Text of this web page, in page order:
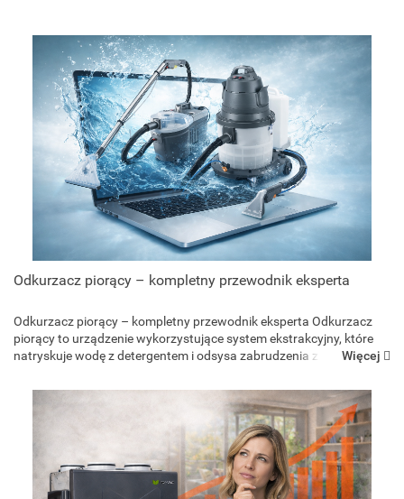
Odkurzacz piorący – kompletny przewodnik eksperta
Odkurzacz piorący – kompletny przewodnik eksperta Odkurzacz
piorący to urządzenie wykorzystujące system ekstrakcyjny, które
natryskuje wodę z detergentem i odsysa zabrudzenia z tapicerki,
Więcej